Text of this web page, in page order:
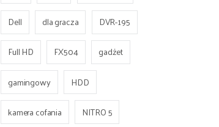
Dell
dla gracza
DVR-195
Full HD
FX504
gadżet
gamingowy
HDD
kamera cofania
NITRO 5